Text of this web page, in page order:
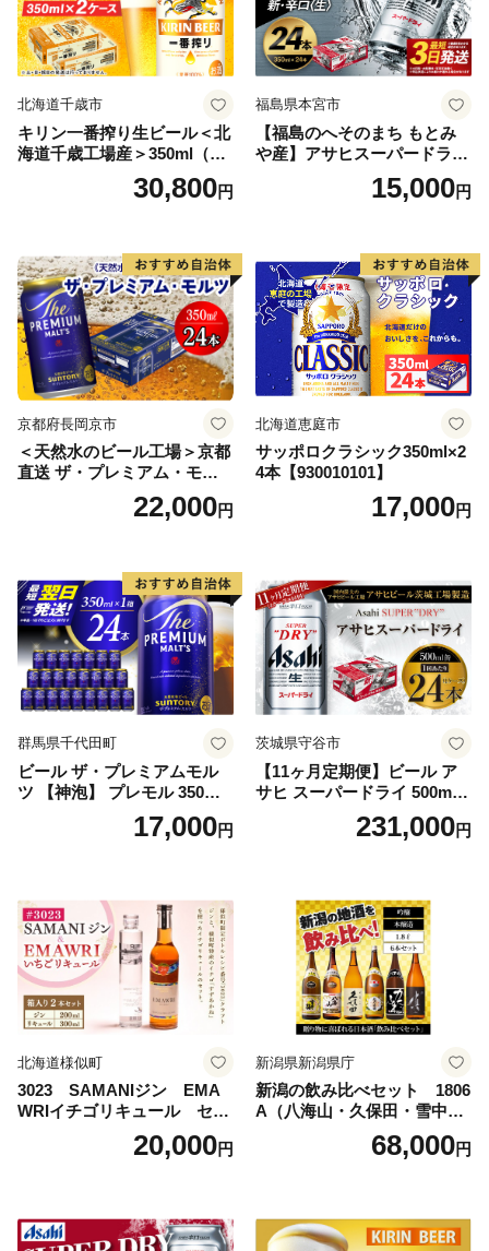
北海道千歳市
キリン一番搾り生ビール＜北
海道千歳工場産＞350ml（24
30,800円
福島県本宮市
【福島のへそのまち もとみ
や産】アサヒスーパードライ
350ml×24本 合計8.4L 1ケー
ス アルコール度数5% 缶ビー
口 送料無料 カメイ 本宮市
【07214-0206】
15,000円
京都府長岡京市
＜天然水のビール工場＞京都
直送 ザ・プレミアム・モル
ツ 350ml×24本 プレモル [149
22,000円
北海道恵庭市
サッポロクラシック350ml×2
4本【930010101】
17,000円
群馬県千代田町
ビール ザ・プレミアムモル
ツ 【神泡】 プレモル 350ml
× 24本 サントリー〈天然水の
ビール工場〉群馬※沖縄・離
17,000円
茨城県守谷市
【11ヶ月定期便】ビール ア
サヒ スーパードライ 500ml 2
4本 1ケース×11ヶ月 | アサヒ
ビール 究極の辛口 酒 お酒 ア
uper dry 11回 缶ビール 缶 ギ
フト 内祝い 茨城県守谷市 送
料無料
231,000円
北海道様似町
3023 SAMANIジン EMA
WRIイチゴリキュール セッ
ト（箱入り）【大人の味 酒
お酒 洋酒 スピリッツ クラフ
セット 詰め合わせ カクテル
ソーダ割り アルコール ロッ
20,000円
新潟県新潟県庁
新潟の飲み比べセット 1806
A（八海山・久保田・雪中
梅・越乃寒梅・かたふね・千
68,000円